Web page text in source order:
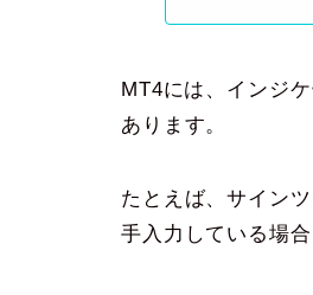
MT4には、インジ
あります。
たとえば、サイン
手入力している場